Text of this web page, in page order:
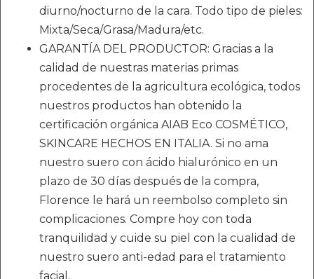
diurno/nocturno de la cara. Todo tipo de pieles:
Mixta/Seca/Grasa/Madura/etc.
GARANTÍA DEL PRODUCTOR: Gracias a la
calidad de nuestras materias primas
procedentes de la agricultura ecológica, todos
nuestros productos han obtenido la
certificación orgánica AIAB Eco COSMÉTICO,
SKINCARE HECHOS EN ITALIA. Si no ama
nuestro suero con ácido hialurónico en un
plazo de 30 días después de la compra,
Florence le hará un reembolso completo sin
complicaciones. Compre hoy con toda
tranquilidad y cuide su piel con la cualidad de
nuestro suero anti-edad para el tratamiento
facial.